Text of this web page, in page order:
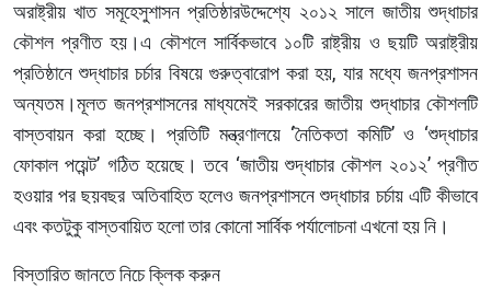
অরাষ্ট্রীয় খাত সমূহেসুশাসন প্রতিষ্ঠারউদ্দেশ্যে ২০১২ সালে জাতীয় শুদ্ধাচার
কৌশল প্রণীত হয়।এ কৌশলে সার্বিকভাবে ১০টি রাষ্ট্রীয় ও ছয়টি অরাষ্ট্রীয়
প্রতিষ্ঠানে শুদ্ধাচার চর্চার বিষয়ে গুরুত্বারোপ করা হয়, যার মধ্যে জনপ্রশাসন
অন্যতম।মূলত জনপ্রশাসনের মাধ্যমেই সরকারের জাতীয় শুদ্ধাচার কৌশলটি
বাস্তবায়ন করা হচ্ছে। প্রতিটি মন্ত্রণালয়ে ‘নৈতিকতা কমিটি’ ও ‘শুদ্ধাচার
ফোকাল পয়েন্ট’ গঠিত হয়েছে। তবে ‘জাতীয় শুদ্ধাচার কৌশল ২০১২’ প্রণীত
হওয়ার পর ছয়বছর অতিবাহিত হলেও জনপ্রশাসনে শুদ্ধাচার চর্চায় এটি কীভাবে
এবং কতটুকু বাস্তবায়িত হলো তার কোনো সার্বিক পর্যালোচনা এখনো হয় নি।
বিস্তারিত জানতে নিচে ক্লিক করুন